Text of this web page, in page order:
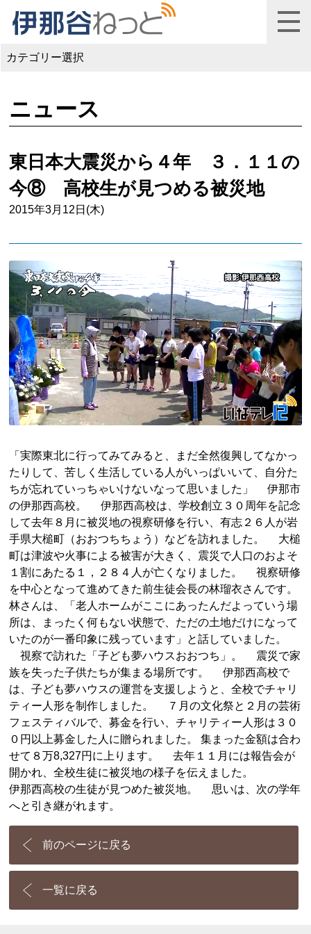
カテゴリー選択
ニュース
東日本大震災から４年 ３．１１の
今⑧ 高校生が見つめる被災地
2015年3月12日(木)
「実際東北に行ってみてみると、まだ全然復興してなかっ
たりして、苦しく生活している人がいっぱいいて、自分た
ちが忘れていっちゃいけないなって思いました」 伊那市
の伊那西高校。 伊那西高校は、学校創立３０周年を記念
して去年８月に被災地の視察研修を行い、有志２６人が岩
手県大槌町（おおつちちょう）などを訪れました。 大槌
町は津波や火事による被害が大きく、震災で人口のおよそ
１割にあたる１，２８４人が亡くなりました。 視察研修
を中心となって進めてきた前生徒会長の林瑠衣さんです。
林さんは、「老人ホームがここにあったんだよっていう場
所は、まったく何もない状態で、ただの土地だけになって
いたのが一番印象に残っています」と話していました。
視察で訪れた「子ども夢ハウスおおつち」。 震災で家
族を失った子供たちが集まる場所です。 伊那西高校で
は、子ども夢ハウスの運営を支援しようと、全校でチャリ
ティー人形を制作しました。 ７月の文化祭と２月の芸術
フェスティバルで、募金を行い、チャリティー人形は３０
０円以上募金した人に贈られました。 集まった金額は合わ
せて８万8,327円に上ります。 去年１１月には報告会が
開かれ、全校生徒に被災地の様子を伝えました。
伊那西高校の生徒が見つめた被災地。 思いは、次の学年
へと引き継がれます。
前のページに戻る
一覧に戻る